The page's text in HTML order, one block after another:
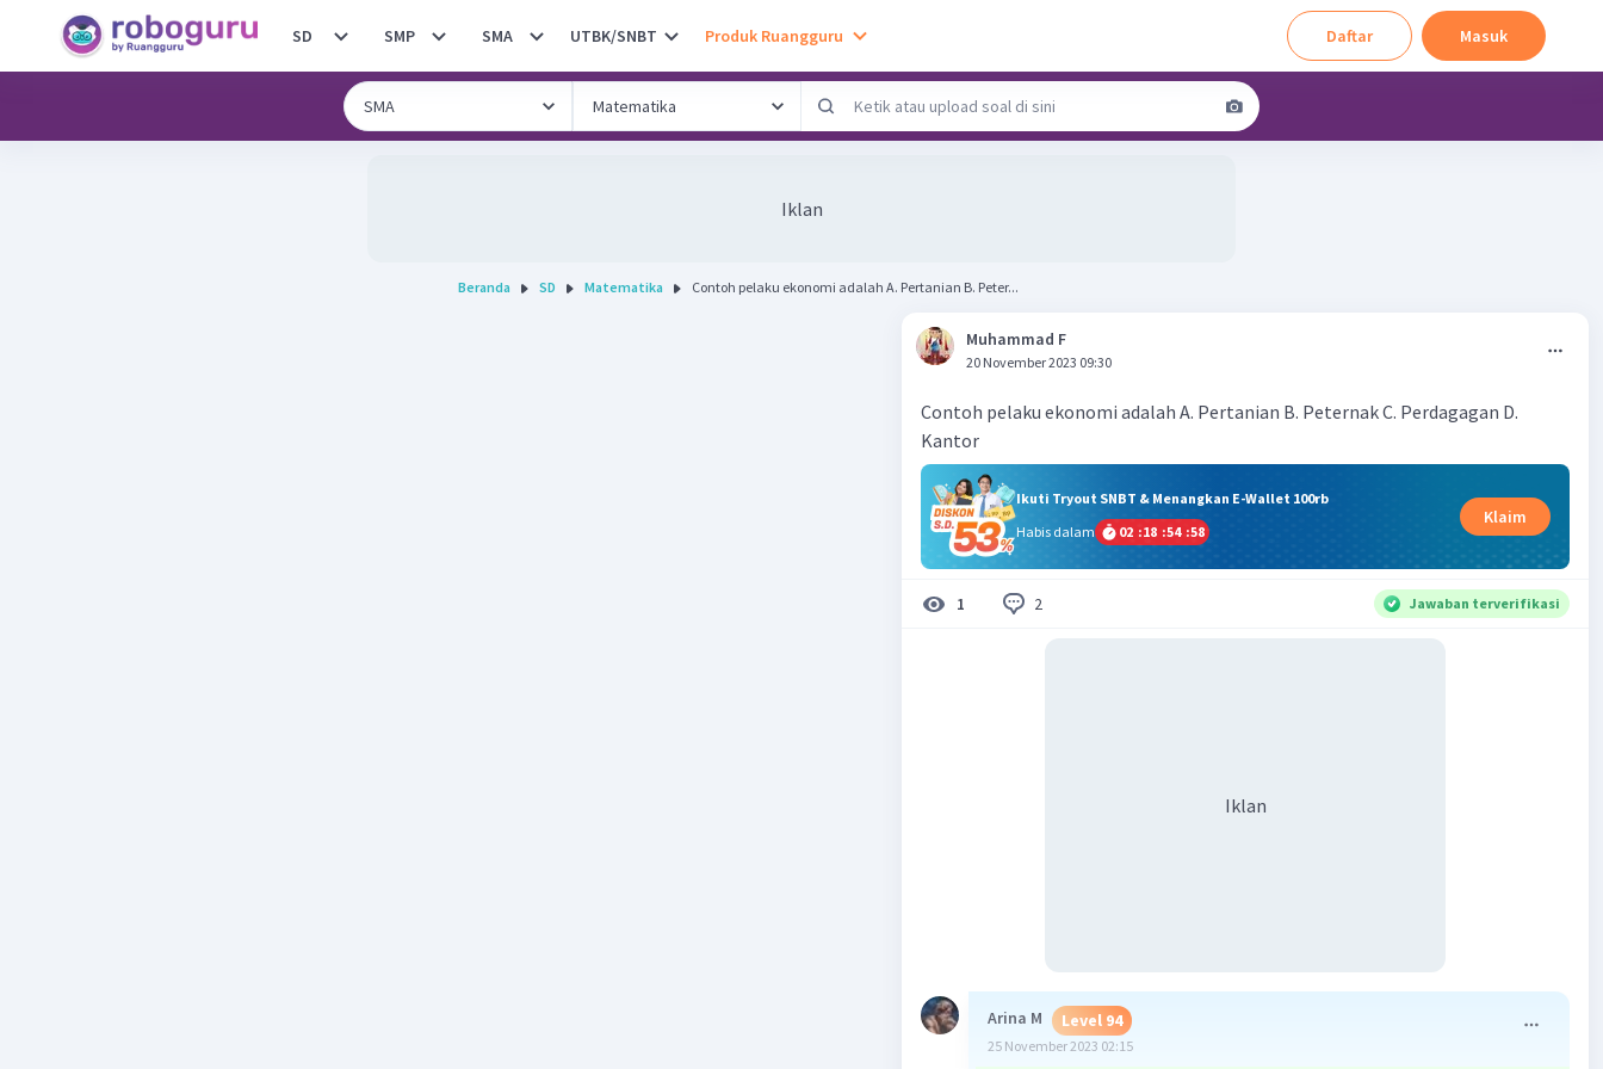
SD SMP SMA UTBK/SNBT Produk Ruangguru Daftar Masuk
Iklan
Beranda SD Matematika Contoh pelaku ekonomi adalah A. Pertanian B. Peter...
Muhammad F
20 November 2023 09:30
Contoh pelaku ekonomi adalah A. Pertanian B. Peternak C. Perdagagan D.
Kantor
Ikuti Tryout SNBT & Menangkan E-Wallet 100rb
Habis dalam
02 :18 :54 :58
Klaim
1 2 Jawaban terverifikasi
Iklan
Arina M Level 94
25 November 2023 02:15